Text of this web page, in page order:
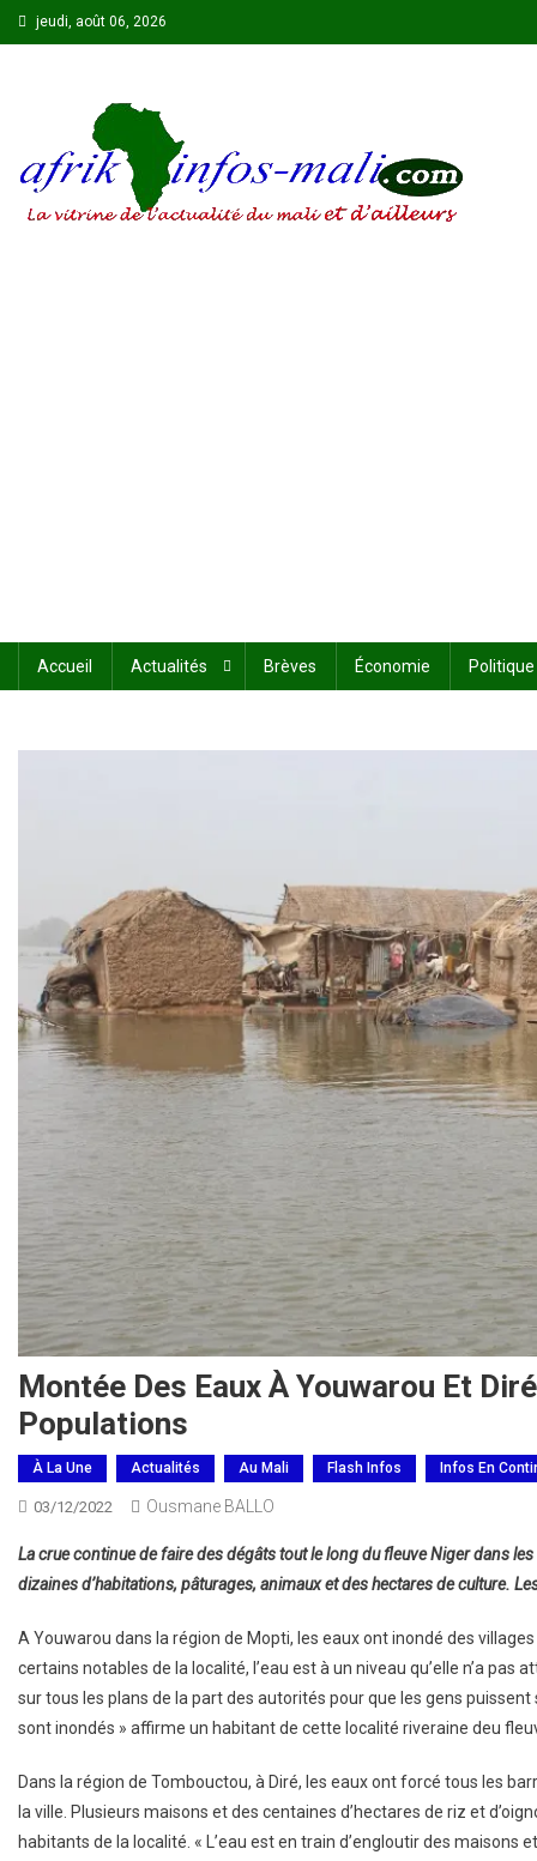
Skip
to
jeudi, août 06, 2026
Accueil Actualités Brèves Économie Politique
Montée Des Eaux À Youwarou Et
Populations
À La Une Actualités Au Mali Flash Infos Infos En
03/12/2022 Ousmane BALLO
La crue continue de faire des dégâts tout le long du fleuve Niger dans
dizaines d’habitations, pâturages, animaux et des hectares de culture.
A Youwarou dans la région de Mopti, les eaux ont inondé des
certains notables de la localité, l’eau est à un niveau qu’elle n’a pas
sur tous les plans de la part des autorités pour que les gens
sont inondés » affirme un habitant de cette localité riveraine deu
Dans la région de Tombouctou, à Diré, les eaux ont forcé tous les
la ville. Plusieurs maisons et des centaines d’hectares de riz et
habitants de la localité. « L’eau est en train d’engloutir des maisons